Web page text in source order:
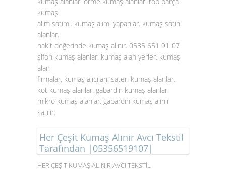
kumaş
alım satımı. kumaş alımı yapanlar. kumaş satın
alanlar.
nakit değerinde kumaş alınır. 0535 651 91 07
şifon kumaş alanlar. kumaş alan yerler. kumaş
alan
firmalar, kumaş alıcıları. saten kumaş alanlar.
kot kumaş alanlar. gabardin kumaş alanlar.
mikro kumaş alanlar. gabardin kumaş alınır
satılır.
Her Çeşit Kumaş Alınır Avcı Tekstil
Tarafından |05356519107|
HER ÇEŞİT KUMAŞ ALINIR AVCI TEKSTİL